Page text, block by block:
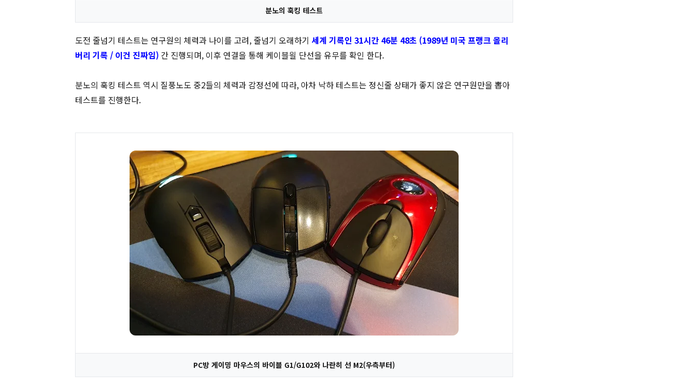
분노의 훅킹 테스트
도전 줄넘기 테스트는 연구원의 체력과 나이를 고려, 줄넘기 오래하기 세계 기록인 31시간 46분 48초 (1989년 미국 프랭크 올리
버리 기록 / 이건 진짜임) 간 진행되며, 이후 연결을 통해 케이블읠 단선을 유무를 확인 한다.
분노의 훅킹 테스트 역시 질풍노도 중2들의 체력과 감정선에 따라, 아차 낙하 테스트는 정신줄 상태가 좋지 않은 연구원만을 뽑아
테스트를 진행한다.
PC방 게이밍 마우스의 바이블 G1/G102와 나란히 선 M2(우측부터)